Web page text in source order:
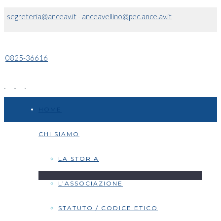
segreteria@anceav.it- anceavellino@pec.ance.av.it
0825-36616
CHI SIAMO
LA STORIA
L’ASSOCIAZIONE
STATUTO / CODICE ETICO